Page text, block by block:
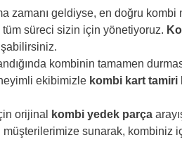
zamanı geldiyse, en doğru kombi
tüm süreci sizin için yönetiyoruz.
kombinin tamamen
ekibimizle kombi kart tamiri
orijinal kombi yedek parça
sunarak, kombiniz